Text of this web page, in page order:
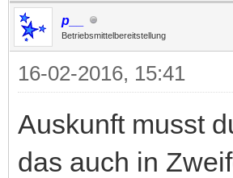
p__
Betriebsmittelbereitstellung
16-02-2016, 15:41
Auskunft musst
das auch in